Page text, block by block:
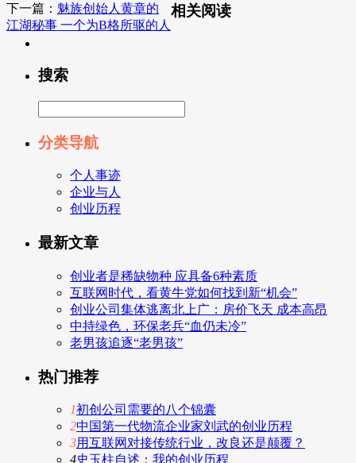
下一篇： 魅族创始人黄章的
江湖秘事 一个为B格所驱的人
相关阅读
搜索
分类导航
个人事迹
企业与人
创业历程
最新文章
创业者是稀缺物种 应具备6种素质
互联网时代，看黄牛党如何找到新“机会”
创业公司集体逃离北上广：房价飞天 成本高昂
中持绿色，环保老兵“血仍未冷”
老男孩追逐“老男孩”
热门推荐
1初创公司需要的八个锦囊
2中国第一代物流企业家刘武的创业历程
3用互联网对接传统行业，改良还是颠覆？
4史玉柱自述：我的创业历程